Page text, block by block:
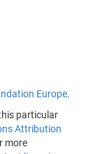
Europe.
particular
Attribution
more